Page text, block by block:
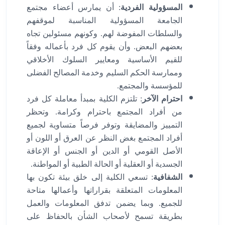
المسؤولية الفردية: أن يمارس أعضاء مجتمع
الجامعة المسؤولية المناسبة لموقفهم
والسلطات المفوضة لهم. وكونهم مسئولين تجاه
بعضهم البعض. وأن يقوم كل فرد بأعماله وفقاً
للقيم الأساسية ومعايير السلوك الأخلاقي
وممارسة الحكم السليم وخدمة المصالح الفضلى
للمؤسسة والمجتمع.
احترام الآخر : تلتزم الكلية بمبدأ معاملة كل فرد
من أفراد المجتمع باحترام وكرامة. وتحظر
التمييز والمضايقة وتوفر فرصاً متساوية لجميع
أفراد المجتمع بغض النظر عن العرق أو اللون أو
الأصل القومي أو الدين أو الجنس أو الإعاقة
الجسدية أو العقلية أو الحالة الطبية أو المواطنة.
الشفافية: تسعي الكلية إلى خلق بيئة تكون بها
المعلومات المتعلقة بقراراتها وأعمالها متاحة
للجميع. وبما يضمن تدفق المعلومات والعمل
بطريقة تسمح لأصحاب الشأن بالحفاظ على